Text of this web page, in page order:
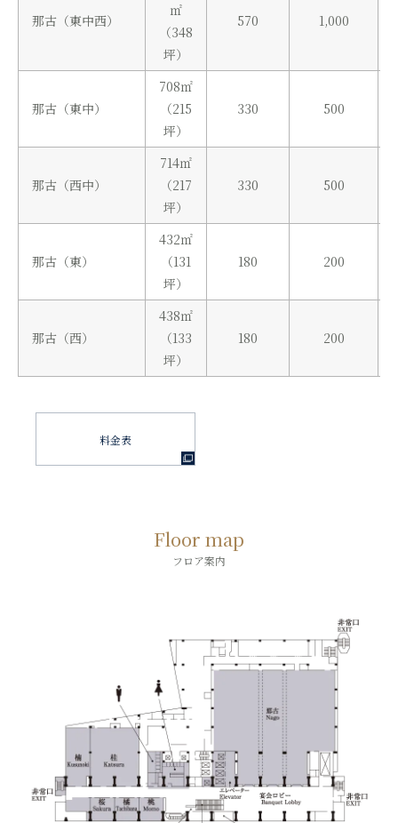
那古（東中西）
㎡
（348
坪）
570 1,000
那古（東中）
708㎡
（215
坪）
330 500
那古（西中）
714㎡
（217
坪）
330 500
那古（東）
432㎡
（131
坪）
180 200
那古（西）
438㎡
（133
坪）
180 200
料金表
Floor map
フロア案内